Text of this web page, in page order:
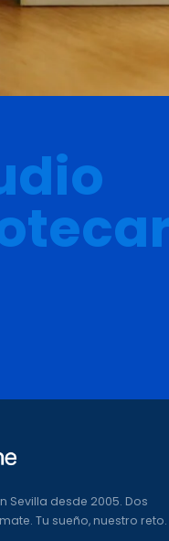
Sevilla desde 2005. Dos
Tu sueño, nuestro reto.